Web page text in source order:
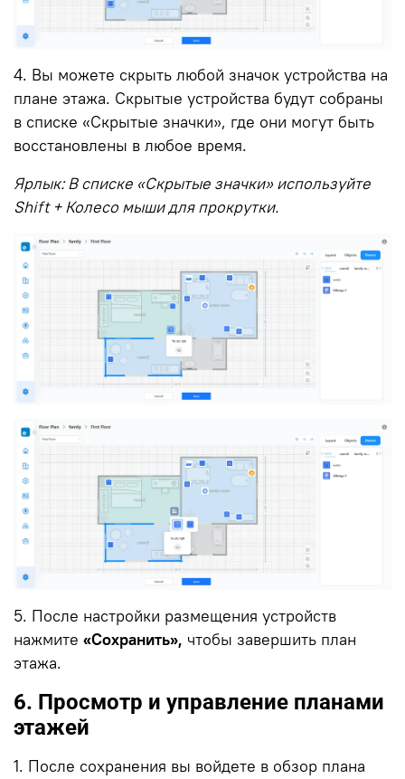
4. Вы можете скрыть любой значок устройства на
плане этажа. Скрытые устройства будут собраны
в списке «Скрытые значки», где они могут быть
восстановлены в любое время.
Ярлык:В списке «Скрытые значки» используйте
Shift + Колесо мыши для прокрутки.
5. После настройки размещения устройств
нажмите «Сохранить», чтобы завершить план
этажа.
6. Просмотр и управление планами
этажей
1. После сохранения вы войдете в обзор плана